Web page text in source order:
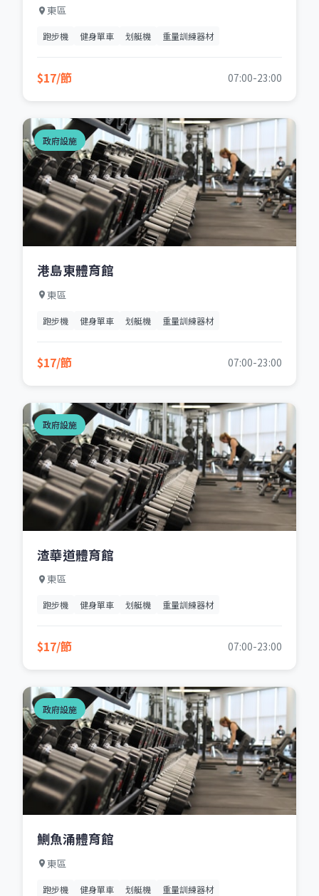
東區
跑步機 健身單車 划艇機 重量訓練器材
$17/節 07:00-23:00
政府設施
港島東體育館
東區
跑步機 健身單車 划艇機 重量訓練器材
$17/節 07:00-23:00
政府設施
渣華道體育館
東區
跑步機 健身單車 划艇機 重量訓練器材
$17/節 07:00-23:00
政府設施
鰂魚涌體育館
東區
跑步機 健身單車 划艇機 重量訓練器材